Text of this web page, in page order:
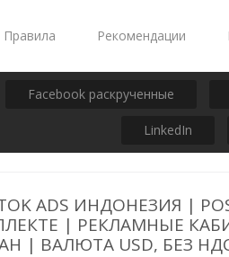
Правила Рекомендации
Facebook раскрученные
LinkedIn
ADS ИНДОНЕЗИЯ |
| РЕКЛАМНЫЕ
| ВАЛЮТА USD, БЕЗ НДС,